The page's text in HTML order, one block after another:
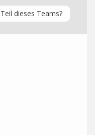
dieses Teams?